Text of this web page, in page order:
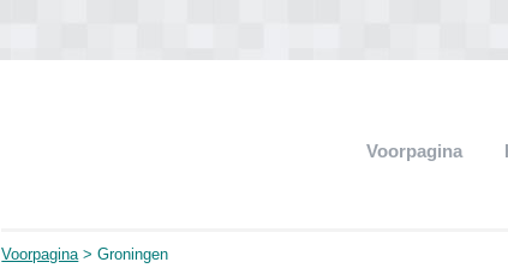
Voorpagina
Voorpagina> Groningen